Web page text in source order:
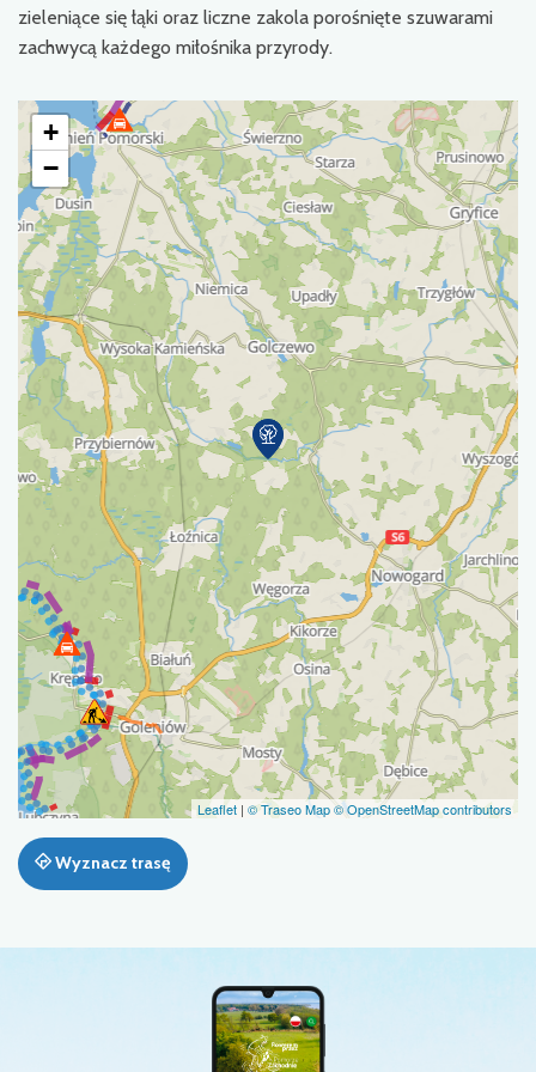
zieleniące się łąki oraz liczne zakola porośnięte szuwarami
zachwycą każdego miłośnika przyrody.
+
−
Leaflet | © Traseo Map© OpenStreetMap contributors
Wyznacz trasę